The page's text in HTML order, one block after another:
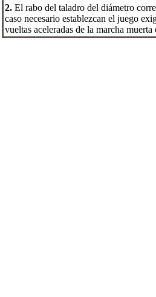
2. El rabo del taladro del diámetro
caso necesario establezcan el juego
vueltas aceleradas de la marcha